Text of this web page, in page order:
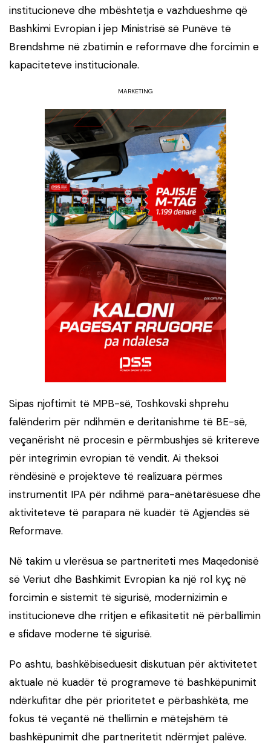
institucioneve dhe mbështetja e vazhdueshme që
Bashkimi Evropian i jep Ministrisë së Punëve të
Brendshme në zbatimin e reformave dhe forcimin e
kapaciteteve institucionale.
MARKETING
Sipas njoftimit të MPB-së, Toshkovski shprehu
falënderim për ndihmën e deritanishme të BE-së,
veçanërisht në procesin e përmbushjes së kritereve
për integrimin evropian të vendit. Ai theksoi
rëndësinë e projekteve të realizuara përmes
instrumentit IPA për ndihmë para-anëtarësuese dhe
aktiviteteve të parapara në kuadër të Agjendës së
Reformave.
Në takim u vlerësua se partneriteti mes Maqedonisë
së Veriut dhe Bashkimit Evropian ka një rol kyç në
forcimin e sistemit të sigurisë, modernizimin e
institucioneve dhe rritjen e efikasitetit në përballimin
e sfidave moderne të sigurisë.
Po ashtu, bashkëbiseduesit diskutuan për aktivitetet
aktuale në kuadër të programeve të bashkëpunimit
ndërkufitar dhe për prioritetet e përbashkëta, me
fokus të veçantë në thellimin e mëtejshëm të
bashkëpunimit dhe partneritetit ndërmjet palëve.